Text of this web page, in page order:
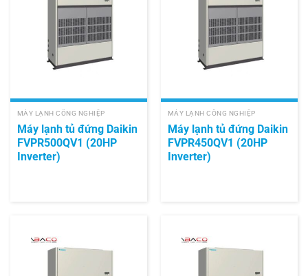
MÁY LẠNH CÔNG NGHIỆP
Máy lạnh tủ đứng Daikin
FVPR500QV1 (20HP
Inverter)
MÁY LẠNH CÔNG NGHIỆP
Máy lạnh tủ đứng Daikin
FVPR450QV1 (20HP
Inverter)